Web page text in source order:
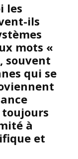
les
ils
mots «
souvent
qui se
à
et